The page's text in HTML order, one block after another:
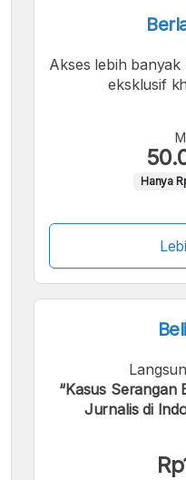
Akses lebih
eksklusif
Hanya
“Kasus Serangan
Jurnalis di
Kami